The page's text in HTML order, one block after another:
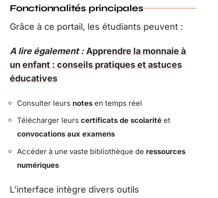
Fonctionnalités principales
Grâce à ce portail, les étudiants peuvent :
A lire également : Apprendre la monnaie à
un enfant : conseils pratiques et astuces
éducatives
Consulter leurs notes en temps réel
Télécharger leurs certificats de scolarité et
convocations aux examens
Accéder à une vaste bibliothèque de ressources
numériques
L’interface intègre divers outils